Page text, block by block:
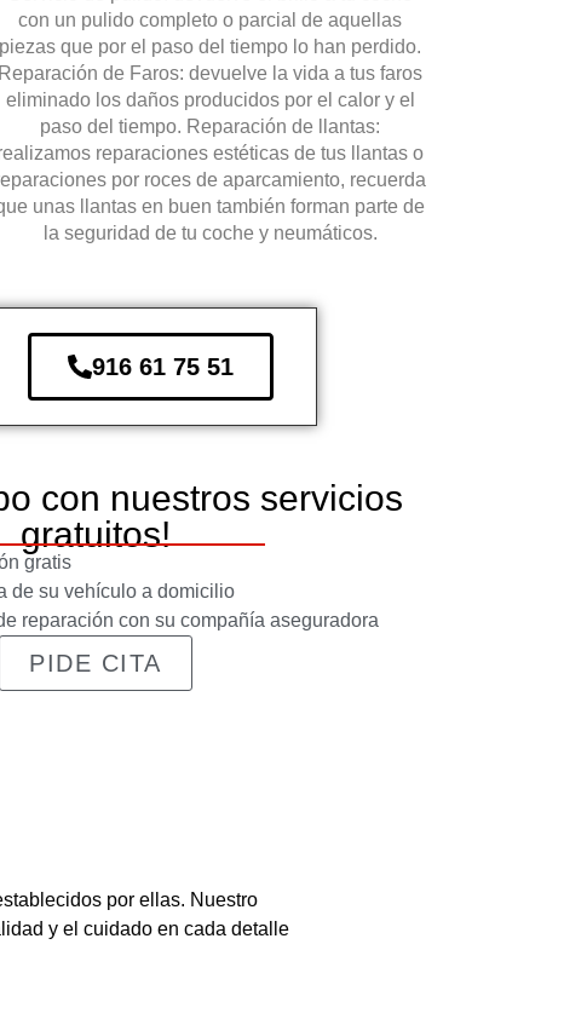
con un pulido completo o parcial de aquellas
piezas que por el paso del tiempo lo han perdido.
Reparación de Faros: devuelve la vida a tus faros
eliminado los daños producidos por el calor y el
paso del tiempo. Reparación de llantas:
reparaciones estéticas de tus llantas o
por roces de aparcamiento, recuerda
unas llantas en buen también forman parte de
la seguridad de tu coche y neumáticos.
916 61 75 51
con nuestros servicios
gratuitos!
gratis
de su vehículo a domicilio
reparación con su compañía aseguradora
PIDE CITA
por ellas. Nuestro
y el cuidado en cada detalle